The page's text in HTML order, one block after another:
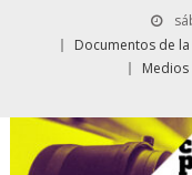
Documentos de la
Medios